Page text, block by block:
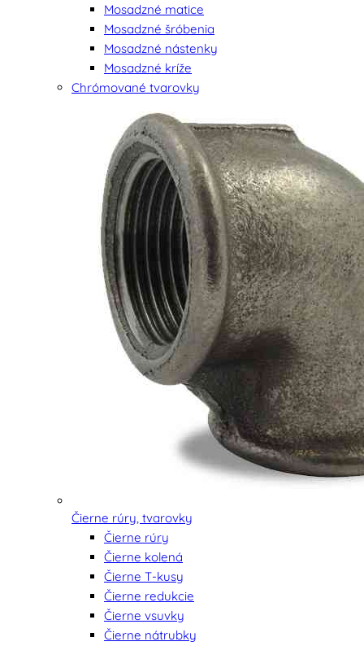
Mosadzné matice
Mosadzné šróbenia
Mosadzné nástenky
Mosadzné kríže
Chrómované tvarovky
Čierne rúry, tvarovky
Čierne rúry
Čierne kolená
Čierne T-kusy
Čierne redukcie
Čierne vsuvky
Čierne nátrubky